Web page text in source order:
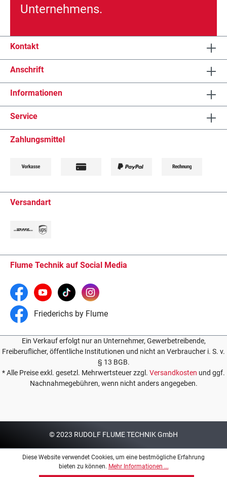
Unternehmens.
Kontakt
Anschrift
Informationen
Service
Zahlungsmittel
Versandart
Flume Technik auf Social Media
Friederichs by Flume
Ein Verkauf erfolgt nur an Unternehmer, Gewerbetreibende,
Freiberuflicher, öffentliche Institutionen und nicht an Verbraucher i. S. v.
§ 13 BGB.
* Alle Preise exkl. gesetzl. Mehrwertsteuer zzgl. Versandkosten und ggf.
Nachnahmegebühren, wenn nicht anders angegeben.
© 2023 RUDOLF FLUME TECHNIK GmbH
Diese Website verwendet Cookies, um eine bestmögliche Erfahrung
bieten zu können. Mehr Informationen ...